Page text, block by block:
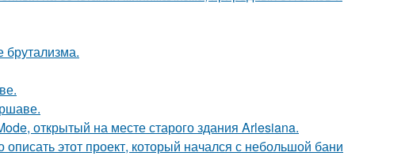
брутализма.
открытый на месте старого здания Arlesiana.
этот проект, который начался с небольшой бани